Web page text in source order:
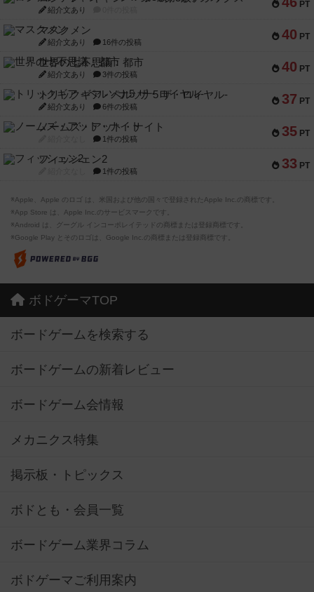
PT
紹介文あり
40 PT
マスクメン
紹介文あり 16件の投稿
40 PT
世界の七不思議：都市
紹介文あり 3件の投稿
37 PT
トリックギア - ペルソナ5 ザ・ロイヤル-
紹介文あり 6件の投稿
35 PT
ノームズ・アット・ナイト
1件の投稿
33 PT
フィッシェン2
1件の投稿
※Apple、Apple のロゴ は、米国および他の国々で登録されたApple Inc.の商標です。
※App Store は、Apple Inc.のサービスマークです。
※Android は、グーグル インコーポレイテッドの商標または登録商標です。
※Google Play とそのロゴは、Google Inc.の商標または登録商標です。
ボドゲーマTOP
ボードゲームを検索する
ボードゲームの新着レビュー
ボードゲーム会情報
メカニクス特集
掲示板・トピックス
ボドとも・会員一覧
ボードゲーム業界コラム
ボドゲーマご利用案内